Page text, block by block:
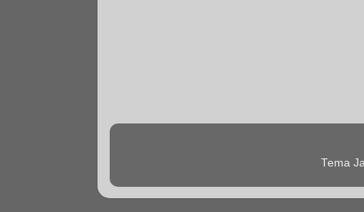
Tema